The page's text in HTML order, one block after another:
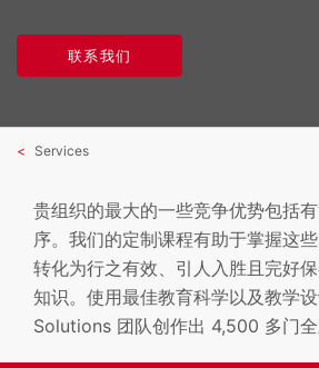
联系我们
Services
贵组织的最大的一些竞争优势包括
序。我们的定制课程有助于掌握这
转化为行之有效、引人入胜且完好
知识。使用最佳教育科学以及教学
Solutions 团队创作出 4,500 多门全